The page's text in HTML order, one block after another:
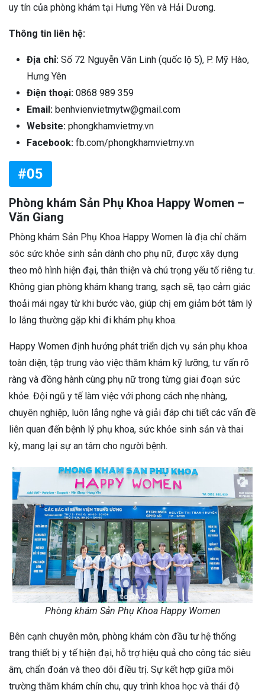
uy tín của phòng khám tại Hưng Yên và Hải Dương.
Thông tin liên hệ:
Địa chỉ: Số 72 Nguyễn Văn Linh (quốc lộ 5), P. Mỹ Hào,
Hưng Yên
Điện thoại: 0868 989 359
Email: benhvienvietmytw@gmail.com
Website: phongkhamvietmy.vn
Facebook: fb.com/phongkhamvietmy.vn
#05
Phòng khám Sản Phụ Khoa Happy Women –
Văn Giang
Phòng khám Sản Phụ Khoa Happy Women là địa chỉ chăm
sóc sức khỏe sinh sản dành cho phụ nữ, được xây dựng
theo mô hình hiện đại, thân thiện và chú trọng yếu tố riêng tư.
Không gian phòng khám khang trang, sạch sẽ, tạo cảm giác
thoải mái ngay từ khi bước vào, giúp chị em giảm bớt tâm lý
lo lắng thường gặp khi đi khám phụ khoa.
Happy Women định hướng phát triển dịch vụ sản phụ khoa
toàn diện, tập trung vào việc thăm khám kỹ lưỡng, tư vấn rõ
ràng và đồng hành cùng phụ nữ trong từng giai đoạn sức
khỏe. Đội ngũ y tế làm việc với phong cách nhẹ nhàng,
chuyên nghiệp, luôn lắng nghe và giải đáp chi tiết các vấn đề
liên quan đến bệnh lý phụ khoa, sức khỏe sinh sản và thai
kỳ, mang lại sự an tâm cho người bệnh.
Phòng khám Sản Phụ Khoa Happy Women
Bên cạnh chuyên môn, phòng khám còn đầu tư hệ thống
trang thiết bị y tế hiện đại, hỗ trợ hiệu quả cho công tác siêu
âm, chẩn đoán và theo dõi điều trị. Sự kết hợp giữa môi
trường thăm khám chỉn chu, quy trình khoa học và thái độ